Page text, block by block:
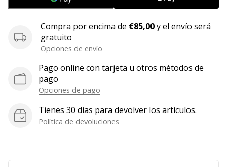
nuestro
Mostrar
los
artículos
Compra por encima de €85,00y el envío será
gratuito
Opciones de envío
Pago online con tarjeta u otros métodos de
pago
Opciones de pago
Tienes 30 días para devolver los artículos.
Política de devoluciones